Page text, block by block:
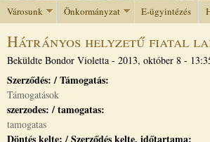
Városunk Önkormányzat E-ügyintézés
Hátrányos helyzetű fiatal
Beküldte Bondor Violetta - 2013, október 8 -
Szerződés: / Támogatás:
Támogatások
szerzodes: / tamogatas:
tamogatas
Döntés kelte: / Szerződés kelte, időtartama: